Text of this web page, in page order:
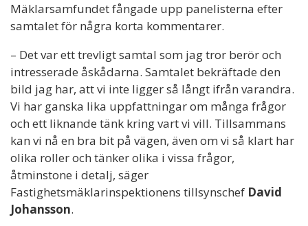
Mäklarsamfundet fångade upp panelisterna efter
samtalet för några korta kommentarer.
– Det var ett trevligt samtal som jag tror berör och
intresserade åskådarna. Samtalet bekräftade den
bild jag har, att vi inte ligger så långt ifrån varandra.
Vi har ganska lika uppfattningar om många frågor
och ett liknande tänk kring vart vi vill. Tillsammans
kan vi nå en bra bit på vägen, även om vi så klart har
olika roller och tänker olika i vissa frågor,
åtminstone i detalj, säger
Fastighetsmäklarinspektionens tillsynschef David
Johansson.